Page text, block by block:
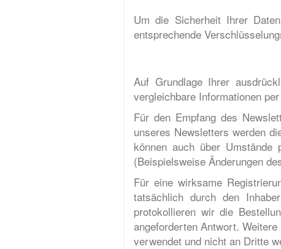
Um die Sicherheit Ihrer
entsprechende
Auf Grundlage Ihrer
vergleichbare Informationen
Für den Empfang des
unseres Newsletters werden
können auch über
(Beispielsweise Änderungen
Für eine wirksame
tatsächlich durch den
protokollieren wir die
angeforderten Antwort.
verwendet und nicht an Dritte